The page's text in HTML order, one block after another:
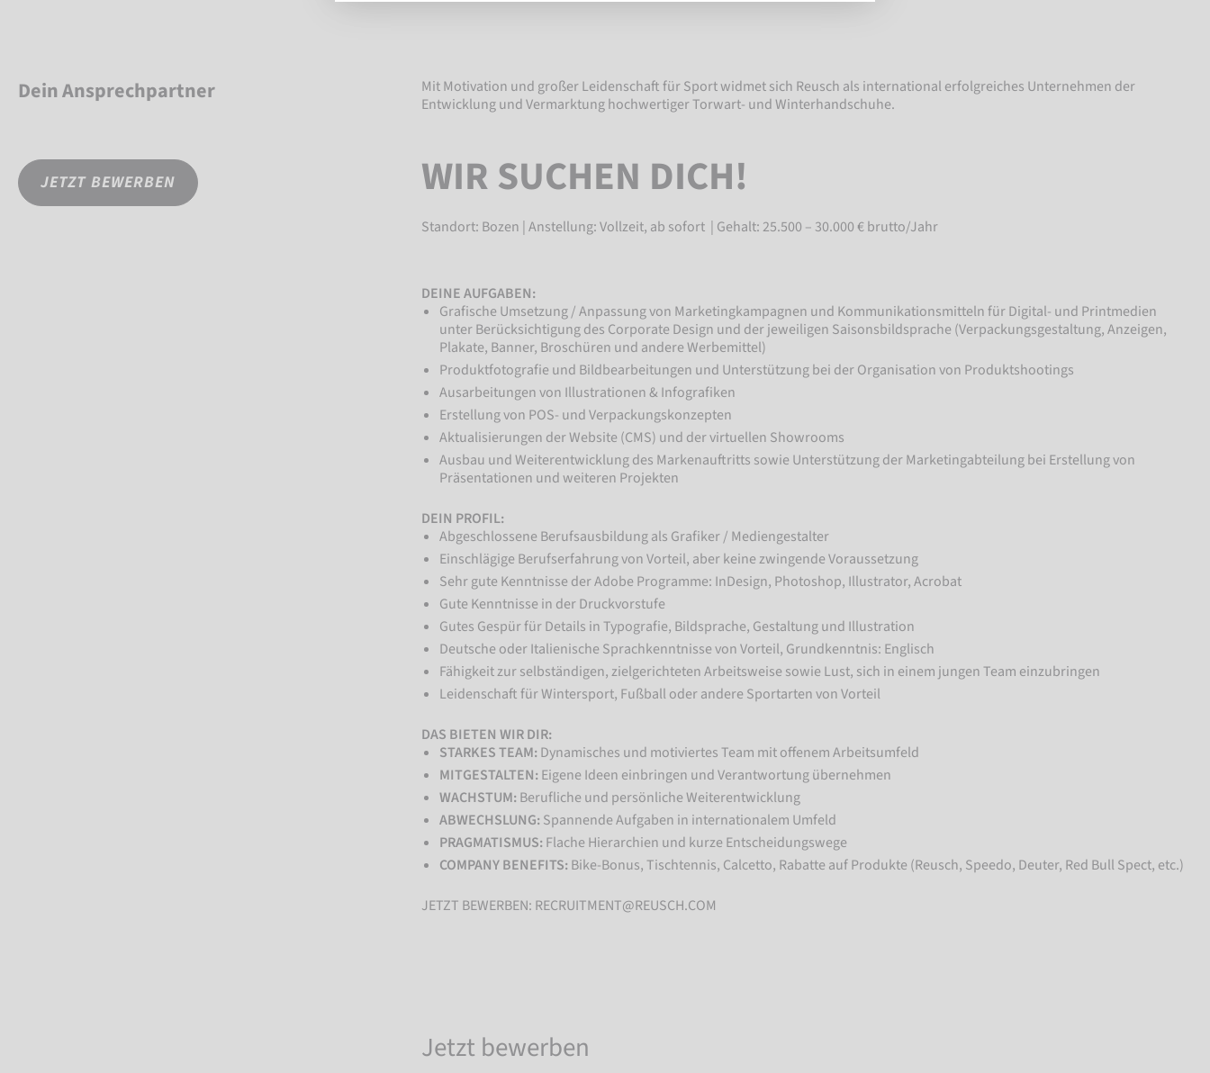
Dein Ansprechpartner
JETZT BEWERBEN
Mit Motivation und großer Leidenschaft für Sport widmet sich Reusch als international erfolgreiches Unternehmen der
Entwicklung und Vermarktung hochwertiger Torwart- und Winterhandschuhe.
WIR SUCHEN DICH!
Standort: Bozen | Anstellung: Vollzeit, ab sofort | Gehalt: 25.500 – 30.000 € brutto/Jahr
DEINE AUFGABEN:
Grafische Umsetzung / Anpassung von Marketingkampagnen und Kommunikationsmitteln für Digital- und Printmedien
unter Berücksichtigung des Corporate Design und der jeweiligen Saisonsbildsprache (Verpackungsgestaltung, Anzeigen,
Plakate, Banner, Broschüren und andere Werbemittel)
Produktfotografie und Bildbearbeitungen und Unterstützung bei der Organisation von Produktshootings
Ausarbeitungen von Illustrationen & Infografiken
Erstellung von POS- und Verpackungskonzepten
Aktualisierungen der Website (CMS) und der virtuellen Showrooms
Ausbau und Weiterentwicklung des Markenauftritts sowie Unterstützung der Marketingabteilung bei Erstellung von
Präsentationen und weiteren Projekten
DEIN PROFIL:
Abgeschlossene Berufsausbildung als Grafiker / Mediengestalter
Einschlägige Berufserfahrung von Vorteil, aber keine zwingende Voraussetzung
Sehr gute Kenntnisse der Adobe Programme: InDesign, Photoshop, Illustrator, Acrobat
Gute Kenntnisse in der Druckvorstufe
Gutes Gespür für Details in Typografie, Bildsprache, Gestaltung und Illustration
Deutsche oder Italienische Sprachkenntnisse von Vorteil, Grundkenntnis: Englisch
Fähigkeit zur selbständigen, zielgerichteten Arbeitsweise sowie Lust, sich in einem jungen Team einzubringen
Leidenschaft für Wintersport, Fußball oder andere Sportarten von Vorteil
DAS BIETEN WIR DIR:
STARKES TEAM: Dynamisches und motiviertes Team mit offenem Arbeitsumfeld
MITGESTALTEN: Eigene Ideen einbringen und Verantwortung übernehmen
WACHSTUM: Berufliche und persönliche Weiterentwicklung
ABWECHSLUNG: Spannende Aufgaben in internationalem Umfeld
PRAGMATISMUS: Flache Hierarchien und kurze Entscheidungswege
COMPANY BENEFITS: Bike-Bonus, Tischtennis, Calcetto, Rabatte auf Produkte (Reusch, Speedo, Deuter, Red Bull Spect, etc.)
JETZT BEWERBEN: RECRUITMENT@REUSCH.COM
Jetzt bewerben